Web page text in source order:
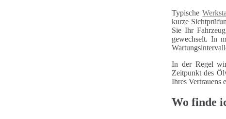
Typische
kurze
Sie Ihr
gewechselt. In
In der Regel
Zeitpunkt des
Ihres Vertrauens
Wo finde